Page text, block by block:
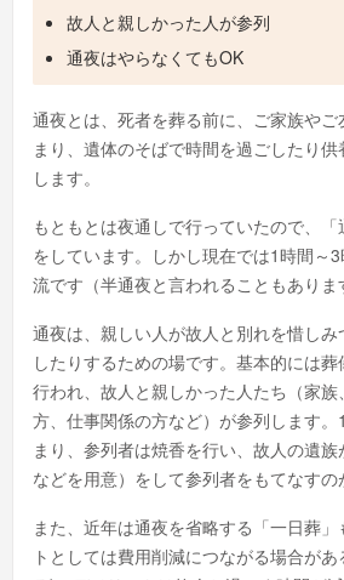
故人と親しかった人が参列
通夜はやらなくてもOK
通夜とは、死者を葬る前に、ご家族や
まり、遺体のそばで時間を過ごしたり
します。
もともとは夜通しで行っていたので、
をしています。しかし現在では1時間～
流です（半通夜と言われることもありま
通夜は、親しい人が故人と別れを惜し
したりするための場です。基本的には
行われ、故人と親しかった人たち（家
方、仕事関係の方など）が参列します
まり、参列者は焼香を行い、故人の遺
などを用意）をして参列者をもてなすの
また、近年は通夜を省略する「一日葬
トとしては費用削減につながる場合が